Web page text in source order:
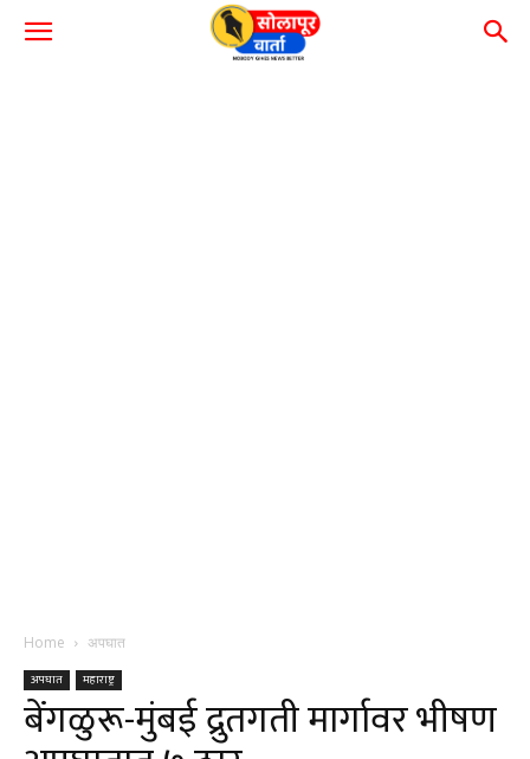
Home अपघात
अपघात महाराष्ट्र
बेंगळुरू-मुंबई द्रुतगती मार्गावर भीषण